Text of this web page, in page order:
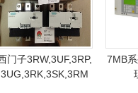
门子3RW,3UF,3RP,
3UG,3RK,3SK,3RM
7MB